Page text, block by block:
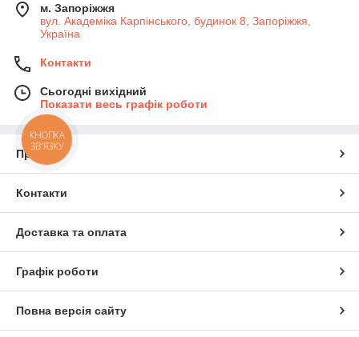
м. Запоріжжя
вул. Академіка Карпінського, будинок 8, Запоріжжя,
Україна
Контакти
Сьогодні вихідний
Показати весь графік роботи
Про нас
Контакти
Доставка та оплата
Графік роботи
Повна версія сайту
КНОПКА
ЗВ'ЯЗКУ